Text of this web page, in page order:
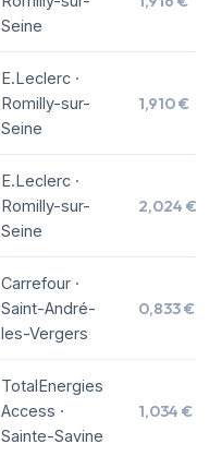
Seine
E.Leclerc ·
Romilly-sur-
Seine
1,910 €
E.Leclerc ·
Romilly-sur-
Seine
2,024 €
Carrefour ·
Saint-André-
les-Vergers
0,833 €
TotalEnergies
Access ·
Sainte-Savine
1,034 €